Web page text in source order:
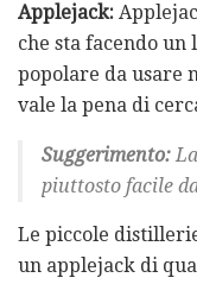
Applejack:
che sta facendo
popolare da usare
vale la pena di
Suggerimento:
piuttosto facile
Le piccole
un applejack di